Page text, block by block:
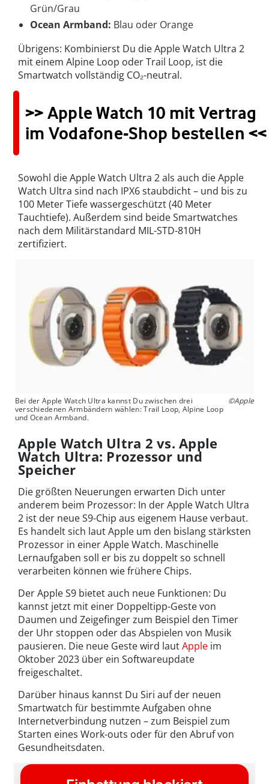
Grün/Grau
Ocean Armband: Blau oder Orange
Übrigens: Kombinierst Du die Apple Watch Ultra 2
mit einem Alpine Loop oder Trail Loop, ist die
Smartwatch vollständig CO₂-neutral.
>> Apple Watch 10 mit Vertrag
im Vodafone-Shop bestellen <<
Sowohl die Apple Watch Ultra 2 als auch die Apple
Watch Ultra sind nach IPX6 staubdicht – und bis zu
100 Meter Tiefe wassergeschützt (40 Meter
Tauchtiefe). Außerdem sind beide Smartwatches
nach dem Militärstandard MIL-STD-810H
zertifiziert.
Bei der Apple Watch Ultra kannst Du zwischen drei
verschiedenen Armbändern wählen: Trail Loop, Alpine Loop
und Ocean Armband.
©Apple
Apple Watch Ultra 2 vs. Apple
Watch Ultra: Prozessor und
Speicher
Die größten Neuerungen erwarten Dich unter
anderem beim Prozessor: In der Apple Watch Ultra
2 ist der neue S9-Chip aus eigenem Hause verbaut.
Es handelt sich laut Apple um den bislang stärksten
Prozessor in einer Apple Watch. Maschinelle
Lernaufgaben soll er bis zu doppelt so schnell
verarbeiten können wie frühere Chips.
Der Apple S9 bietet auch neue Funktionen: Du
kannst jetzt mit einer Doppeltipp-Geste von
Daumen und Zeigefinger zum Beispiel den Timer
der Uhr stoppen oder das Abspielen von Musik
pausieren. Die neue Geste wird lautApple im
Oktober 2023 über ein Softwareupdate
freigeschaltet.
Darüber hinaus kannst Du Siri auf der neuen
Smartwatch für bestimmte Aufgaben ohne
Internetverbindung nutzen – zum Beispiel zum
Starten eines Work-outs oder für den Abruf von
Gesundheitsdaten.